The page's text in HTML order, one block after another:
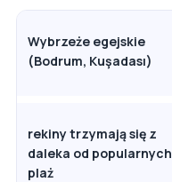
Wybrzeże egejskie
(Bodrum, Kuşadası)
rekiny trzymają się z
daleka od popularnych
plaż